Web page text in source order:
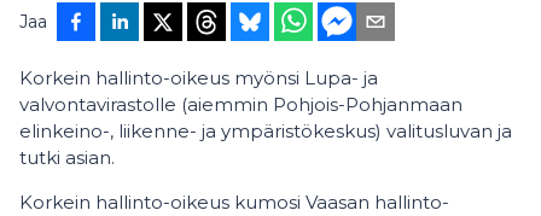
Jaa
Korkein hallinto-oikeus myönsi Lupa- ja
valvontavirastolle (aiemmin Pohjois-Pohjanmaan
elinkeino-, liikenne- ja ympäristökeskus) valitusluvan ja
tutki asian.
Korkein hallinto-oikeus kumosi Vaasan hallinto-